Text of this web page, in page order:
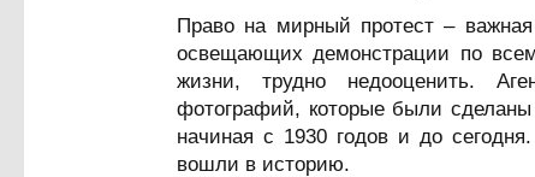
Право на мирный протест –
освещающих демонстрации по
жизни, трудно недооценить.
фотографий, которые были сделаны
начиная с 1930 годов и до
вошли в историю.